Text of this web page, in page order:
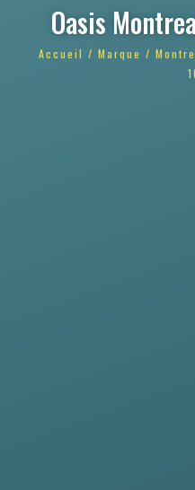
Oasis
Accueil / Marque /